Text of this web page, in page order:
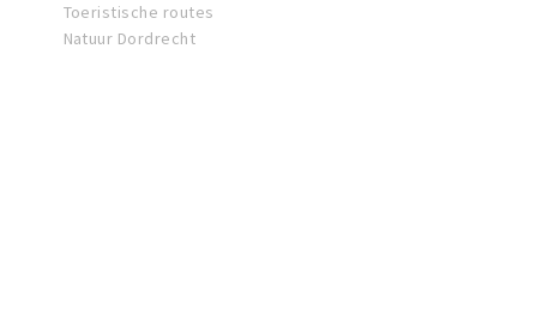
Toeristische routes
Natuur Dordrecht